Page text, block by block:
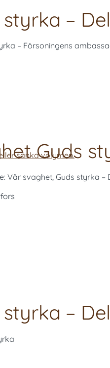
–
– Försoningens
sänka volymen.
Guds
Vår svaghet, Guds styrka –
–